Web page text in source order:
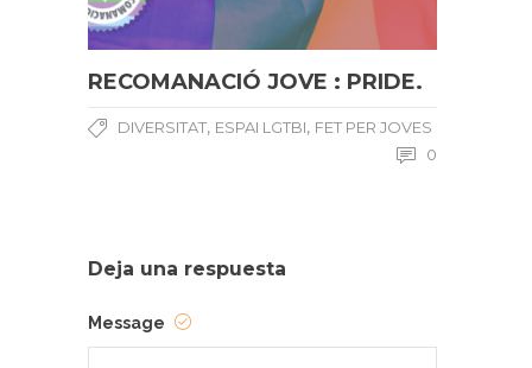
RECOMANACIÓ JOVE : PRIDE.
DIVERSITAT, ESPAI LGTBI, FET PER JOVES
0
Deja una respuesta
Message